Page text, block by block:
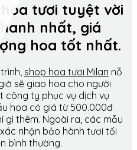
tươi tuyệt vời
nhất, giá
hoa tốt nhất.
shop hoa tươi Milan nỗ
sẽ giao hoa cho người
công ty phục vụ dịch vụ
hoa có giá từ 500.000đ
gì thêm. Ngoài ra, các mẫu
nhận bảo hành tươi tối
bình thường.